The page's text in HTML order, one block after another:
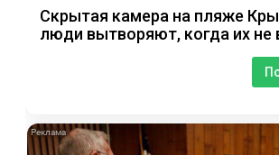
Скрытая камера на пляже
люди вытворяют, когда их не